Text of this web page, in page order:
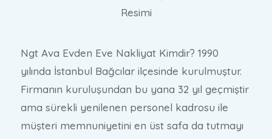
Ngt Ava Evden Eve Nakliyat Kimdir? 1990
yılında İstanbul Bağcılar ilçesinde kurulmuştur.
Firmanın kuruluşundan bu yana 32 yıl geçmiştir
ama sürekli yenilenen personel kadrosu ile
müşteri memnuniyetini en üst safa da tutmayı